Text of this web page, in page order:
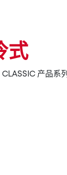
式
产品系